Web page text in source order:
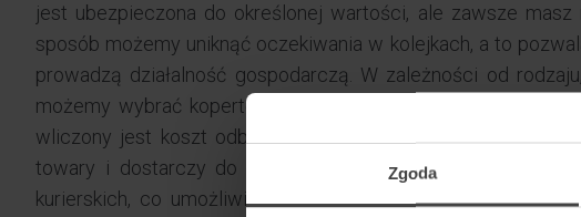
Zgoda
jest ubezpieczona do określonej wartości, ale zawsze
sposób możemy uniknąć oczekiwania w kolejkach, a to
prowadzą działalność gospodarczą. W zależności od
możemy wybrać kopertę lub paczkę. Nie musimy dźwigać
wliczony jest koszt odbioru paczki od wysyłającego i
towary i dostarczy do St. Eustatius.Na terenie St. Eustatius
kurierskich, co umożliwia bezproblemowy eksport paczek